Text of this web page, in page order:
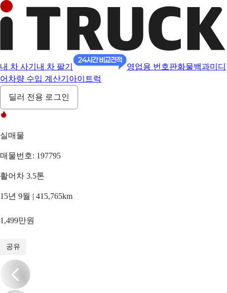
내 차 사기 내 차 팔기 영업용 번호판화물백과미디
어 차량 수입 계산기 아이트럭
딜러 전용 로그인
실매물
매물번호: 197795
활어차 3.5톤
15년 9월 | 415,765km
1,499만원
공유
/17